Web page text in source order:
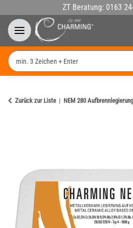
ZT Beratung: 0163
Zurück zur Liste NEM 280